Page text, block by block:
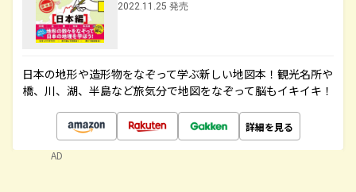
2022.11.25 発売
日本の地形や造形物をなぞって学ぶ新しい地図本！観光名所や
橋、川、湖、半島など旅気分で地図をなぞって脳もイキイキ！
詳細を見る
AD